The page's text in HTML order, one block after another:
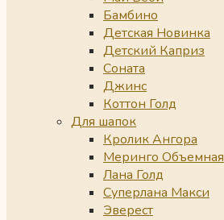
Бамбино
Детская Новинка
Детский Каприз
Соната
Джинс
Коттон Голд
Для шапок
Кролик Ангора
Меринго Объемная
Лана Голд
Суперлана Макси
Эверест